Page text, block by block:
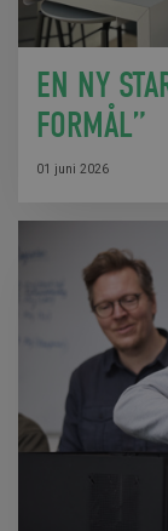
EN NY
FORMÅL”
01 juni 2026